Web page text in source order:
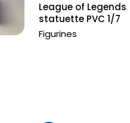
League of Legends
statuette PVC 1/7
Star Guardian...
Figurines